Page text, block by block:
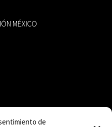
de
MÉXICO